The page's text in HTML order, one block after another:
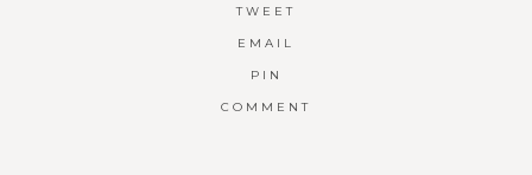
TWEET
EMAIL
PIN
COMMENT